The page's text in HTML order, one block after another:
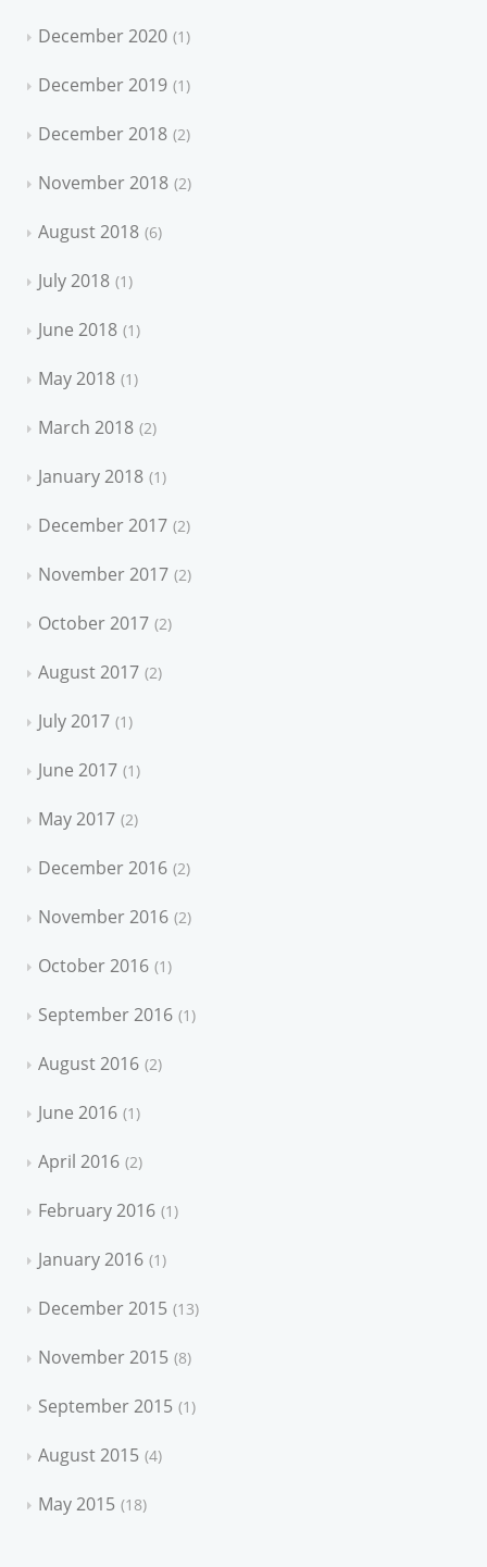
December 2020 1
December 2019 1
December 2018 2
November 2018 2
August 2018 6
July 2018 1
June 2018 1
May 2018 1
March 2018 2
January 2018 1
December 2017 2
November 2017 2
October 2017 2
August 2017 2
July 2017 1
June 2017 1
May 2017 2
December 2016 2
November 2016 2
October 2016 1
September 2016 1
August 2016 2
June 2016 1
April 2016 2
February 2016 1
January 2016 1
December 2015 13
November 2015 8
September 2015 1
August 2015 4
May 2015 18